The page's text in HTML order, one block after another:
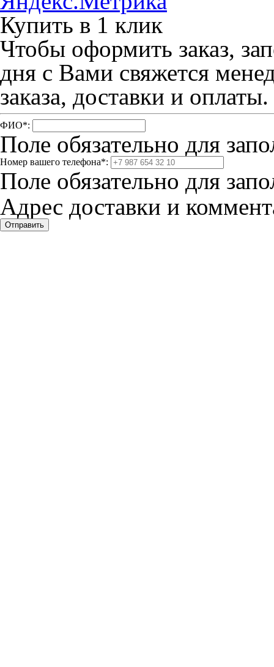
Купить в 1 клик
Чтобы оформить заказ,
дня с Вами свяжется
заказа, доставки и оплаты.
ФИО*:
Поле обязательно для
Номер вашего телефона*:
Поле обязательно для
Адрес доставки и